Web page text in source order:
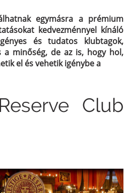
egymásra a prémium
kedvezménnyel kínáló
és tudatos klubtagok,
a minőség, de az is, hogy hol,
el és vehetik igénybe a
Club